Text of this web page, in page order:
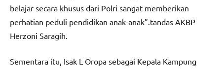
belajar secara khusus dari Polri sangat memberikan
perhatian peduli pendidikan anak-anak”.tandas AKBP
Herzoni Saragih.
Sementara itu, Isak L Oropa sebagai Kepala Kampung